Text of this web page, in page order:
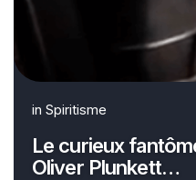
in Spiritisme
Le curieux
Oliver Plunkett…